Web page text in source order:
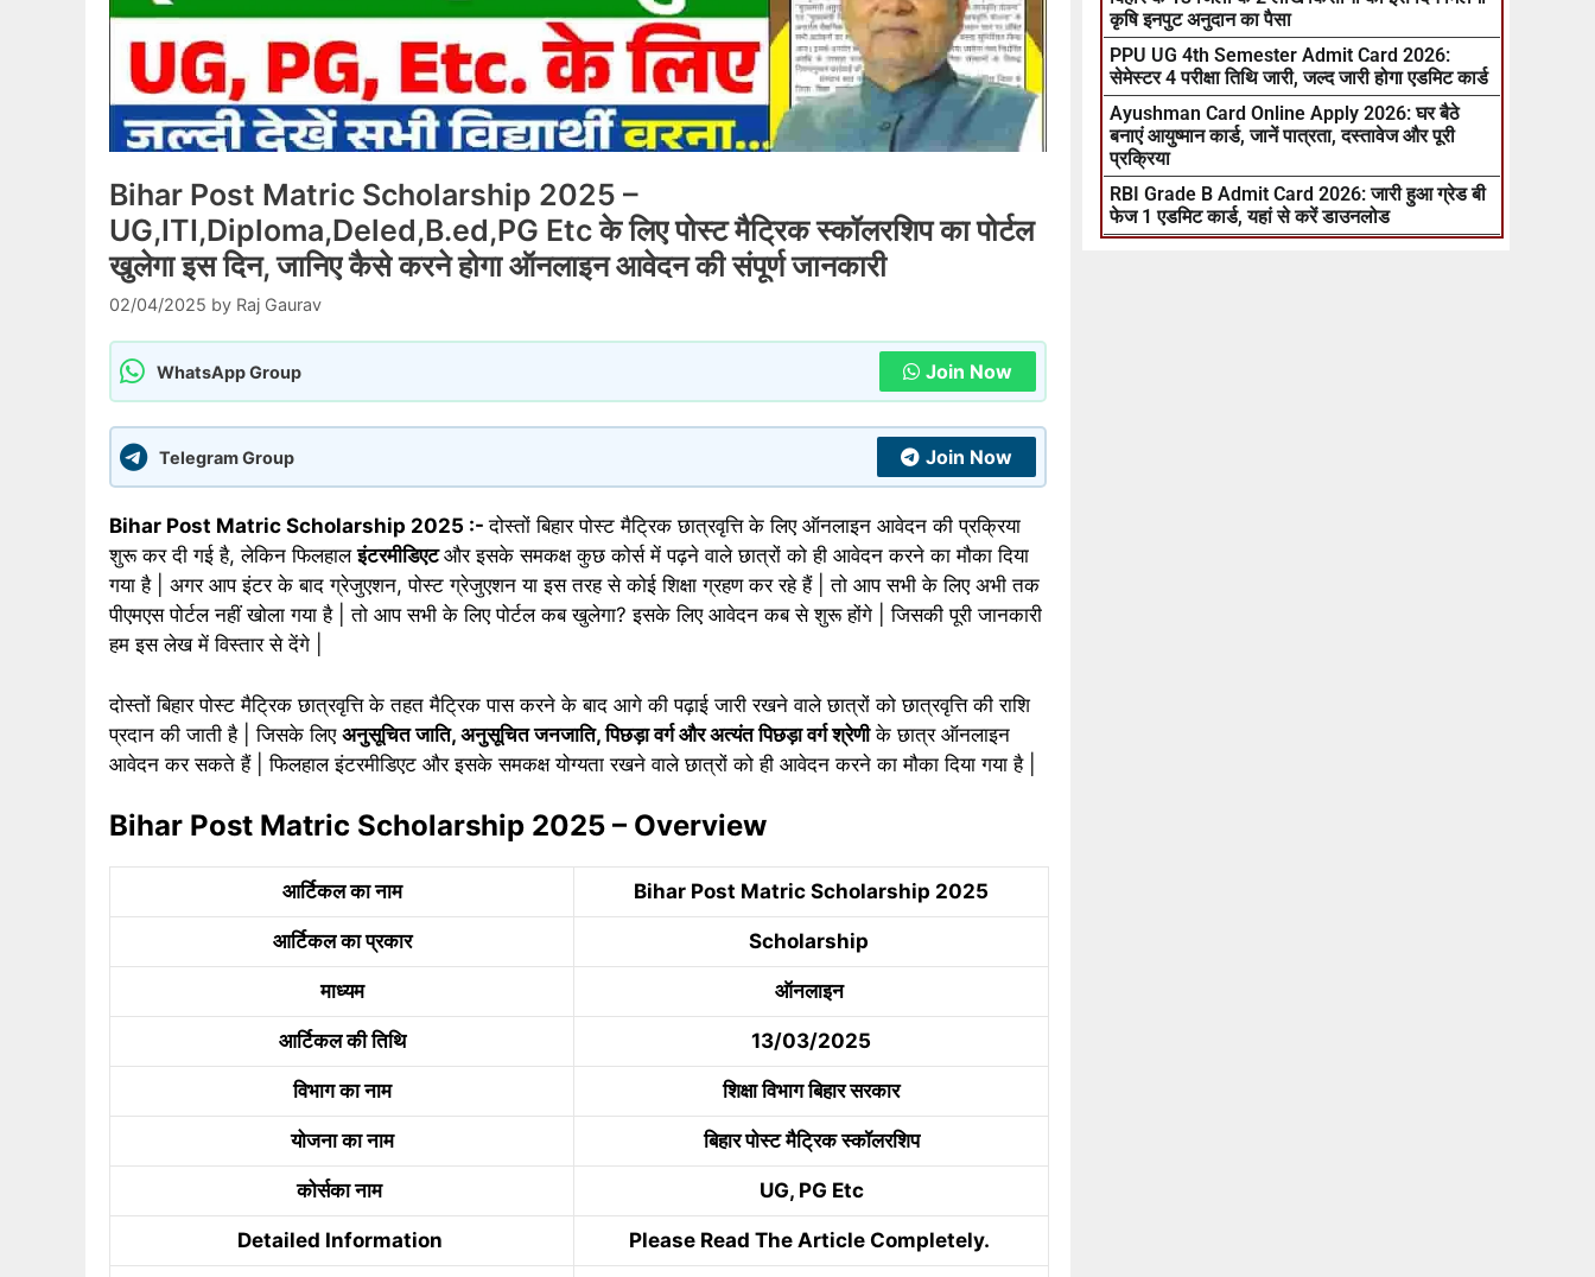
Bihar Post Matric Scholarship 2025 –
UG,ITI,Diploma,Deled,B.ed,PG Etc के लिए पोस्ट मैट्रिक स्कॉलरशिप का पोर्टल
खुलेगा इस दिन, जानिए कैसे करने होगा ऑनलाइन आवेदन की संपूर्ण जानकारी
02/04/2025 by Raj Gaurav
WhatsApp Group Join Now
Telegram Group Join Now
Bihar Post Matric Scholarship 2025 :-दोस्तों बिहार पोस्ट मैट्रिक छात्रवृत्ति के लिए ऑनलाइन आवेदन की प्रक्रिया
शुरू कर दी गई है, लेकिन फिलहालइंटरमीडिएटऔर इसके समकक्ष कुछ कोर्स में पढ़ने वाले छात्रों को ही आवेदन करने का मौका दिया
गया है | अगर आप इंटर के बाद ग्रेजुएशन, पोस्ट ग्रेजुएशन या इस तरह से कोई शिक्षा ग्रहण कर रहे हैं | तो आप सभी के लिए अभी तक
पीएमएस पोर्टल नहीं खोला गया है | तो आप सभी के लिए पोर्टल कब खुलेगा? इसके लिए आवेदन कब से शुरू होंगे | जिसकी पूरी जानकारी
हम इस लेख में विस्तार से देंगे |
दोस्तों बिहार पोस्ट मैट्रिक छात्रवृत्ति के तहत मैट्रिक पास करने के बाद आगे की पढ़ाई जारी रखने वाले छात्रों को छात्रवृत्ति की राशि
प्रदान की जाती है | जिसके लिए अनुसूचित जाति, अनुसूचित जनजाति, पिछड़ा वर्ग और अत्यंत पिछड़ा वर्ग श्रेणीके छात्र ऑनलाइन
आवेदन कर सकते हैं | फिलहाल इंटरमीडिएट और इसके समकक्ष योग्यता रखने वाले छात्रों को ही आवेदन करने का मौका दिया गया है |
Bihar Post Matric Scholarship 2025 – Overview
आर्टिकल का नाम Bihar Post Matric Scholarship 2025
आर्टिकल का प्रकार Scholarship
माध्यम ऑनलाइन
आर्टिकल की तिथि 13/03/2025
विभाग का नाम शिक्षा विभाग बिहार सरकार
योजना का नाम बिहार पोस्ट मैट्रिक स्कॉलरशिप
कोर्सका नाम UG, PG Etc
Detailed Information Please Read The Article Completely.
कृषि इनपुट अनुदान का पैसा
PPU UG 4th Semester Admit Card 2026:
सेमेस्टर 4 परीक्षा तिथि जारी, जल्द जारी होगा एडमिट कार्ड
Ayushman Card Online Apply 2026: घर बैठे
बनाएं आयुष्मान कार्ड, जानें पात्रता, दस्तावेज और पूरी
प्रक्रिया
RBI Grade B Admit Card 2026: जारी हुआ ग्रेड बी
फेज 1 एडमिट कार्ड, यहां से करें डाउनलोड